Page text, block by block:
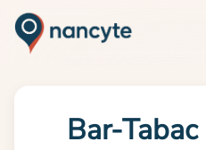
Bar-